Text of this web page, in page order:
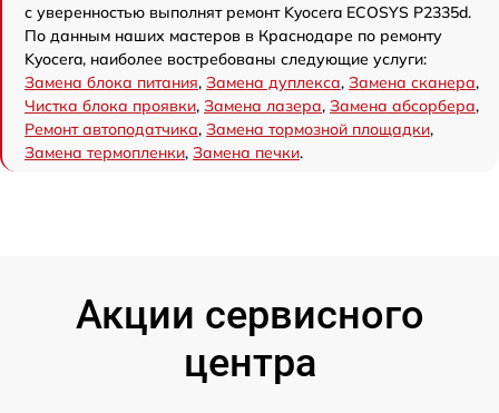
с уверенностью выполнят ремонт Kyocera ECOSYS P2335d.
По данным наших мастеров в Краснодаре по ремонту
Kyocera, наиболее востребованы следующие услуги:
Замена блока питания, Замена дуплекса, Замена сканера,
Чистка блока проявки, Замена лазера, Замена абсорбера,
Ремонт автоподатчика, Замена тормозной площадки,
Замена термопленки, Замена печки.
Акции сервисного
центра